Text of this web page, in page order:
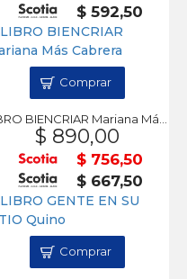
$ 592,50
$ 890,00
$ 756,50
$ 667,50
Comprar
Comprar